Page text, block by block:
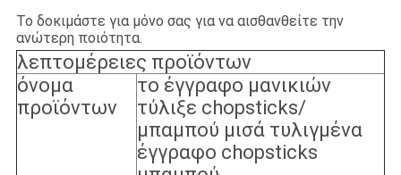
Το δοκιμάστε για μόνο σας για να αισθανθείτε την
ανώτερη ποιότητα.
λεπτομέρειες προϊόντων
όνομα
προϊόντων
το έγγραφο μανικιών
τύλιξε chopsticks/
μπαμπού μισά τυλιγμένα
έγγραφο chopsticks